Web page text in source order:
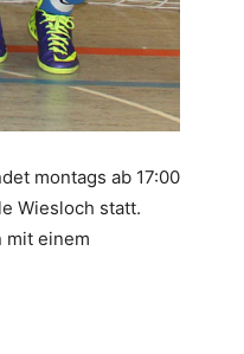
montags ab 17:00
Wiesloch statt.
mit einem